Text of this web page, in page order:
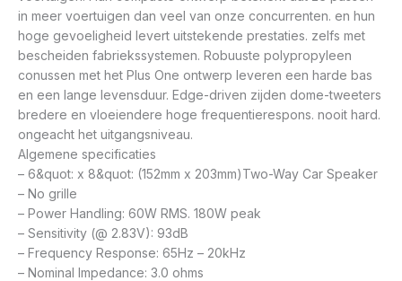
in meer voertuigen dan veel van onze concurrenten. en hun
hoge gevoeligheid levert uitstekende prestaties. zelfs met
bescheiden fabriekssystemen. Robuuste polypropyleen
conussen met het Plus One ontwerp leveren een harde bas
en een lange levensduur. Edge-driven zijden dome-tweeters
bredere en vloeiendere hoge frequentierespons. nooit hard.
ongeacht het uitgangsniveau.
Algemene specificaties
– 6&quot: x 8&quot: (152mm x 203mm)Two-Way Car Speaker
– No grille
– Power Handling: 60W RMS. 180W peak
– Sensitivity (@ 2.83V): 93dB
– Frequency Response: 65Hz – 20kHz
– Nominal Impedance: 3.0 ohms